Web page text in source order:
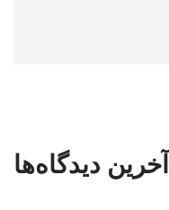
آخرین دیدگاه‌ها